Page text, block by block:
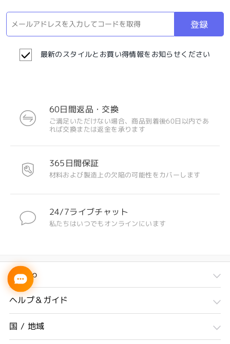
登録
最新のスタイルとお買い得情報をお知らせください
60日間返品・交換
ご満足いただけない場合、商品到着後60日以内であ
れば交換または返金を承ります
365日間保証
材料および製造上の欠陥の可能性をカバーします
24/7ライブチャット
私たちはいつでもオンラインにいます
Firmoo
ヘルプ＆ガイド
国 / 地域